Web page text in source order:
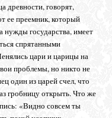
древности, говорят,
ее преемник, который
нужды государства, имеет
спрятанными
цари и царицы на
проблемы, но никто не
один из царей счел, что
гробницу открыть. Что же
«Видно совсем ты